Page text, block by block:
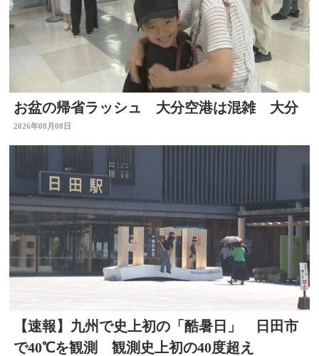
お盆の帰省ラッシュ 大分空港は混雑 大分
2026年08月08日
【速報】九州で史上初の「酷暑日」 日田市
で40℃を観測 観測史上初の40度超え